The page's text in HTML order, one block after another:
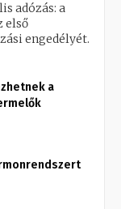
adózás: a
első
engedélyét.
a